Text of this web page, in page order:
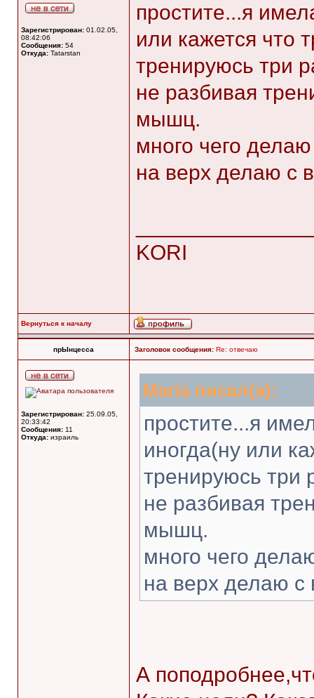
Зарегистрирован: 01.02.05,
08:42:06
Сообщения: 54
Откуда: Tatarstan
простите...я
или кажется что
тренируюсь три
не разбивая
мышц.
много чего
на верх делаю с
KORI
Вернуться к началу
прЫнцесса Заголовок сообщения: Re: отвечаю
Зарегистрирован: 25.09.05,
20:33:42
Сообщения: 11
Откуда: израиль
Maria писал(а):
простите...я
иногда(ну или
тренируюсь три
не разбивая
мышц.
много чего
на верх делаю с
А